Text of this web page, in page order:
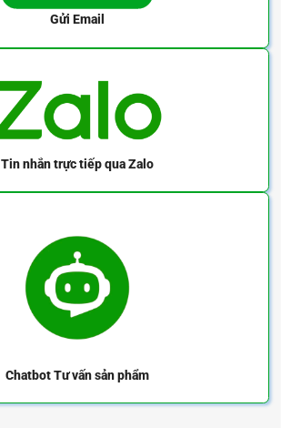
Gửi Email
Tin nhắn trực tiếpqua Zalo
ChatbotTư vấn sản phẩm